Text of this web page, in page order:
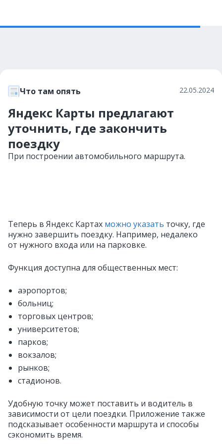
Что там опять 22.05.2024
Яндекс Карты предлагают
уточнить, где закончить
поездку
При построении автомобильного маршрута.
Теперь в Яндекс Картах можно указать точку, где
нужно завершить поездку. Например, недалеко
от нужного входа или на парковке.
Функция доступна для общественных мест:
аэропортов;
больниц;
торговых центров;
университетов;
парков;
вокзалов;
рынков;
стадионов.
Удобную точку может поставить и водитель в
зависимости от цели поездки. Приложение также
подсказывает особенности маршрута и способы
сэкономить время.